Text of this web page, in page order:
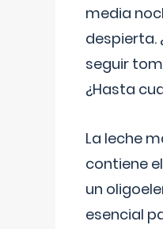
media
despierta.
seguir
¿Hasta
La leche
contiene
un
esencial